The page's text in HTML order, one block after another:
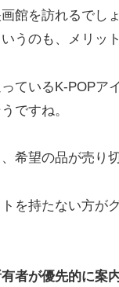
館を訪れるでし
うのも、メリッ
ているK-POPア
ですね。
希望の品が売り
を持たない方が
者が優先的に案